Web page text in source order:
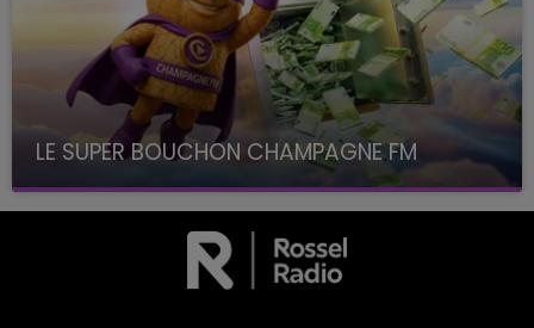
LE SUPER BOUCHON CHAMPAGNE FM
avec La Famille Champagne FM, à 8H10